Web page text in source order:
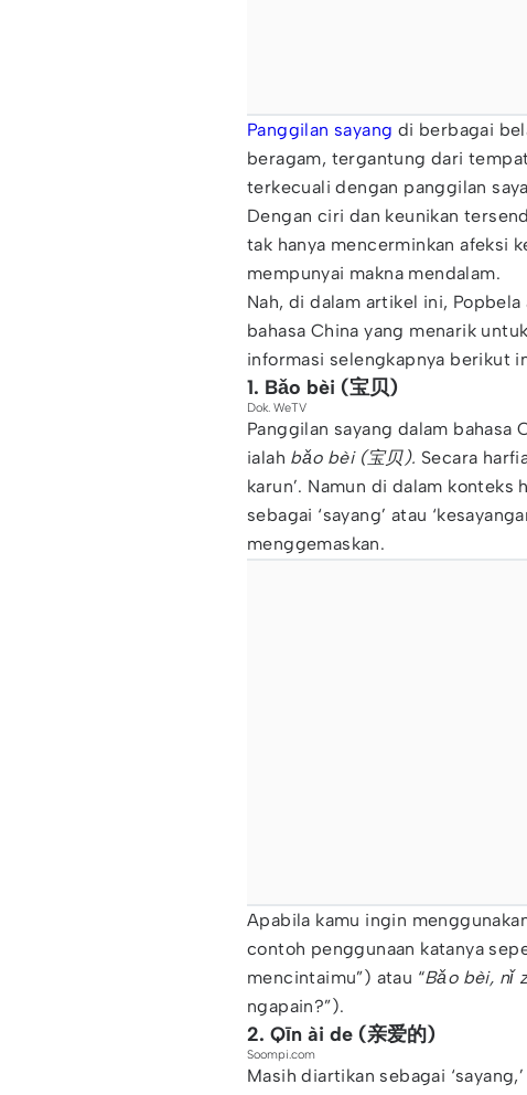
Panggilan sayang di berbagai
beragam, tergantung dari
terkecuali dengan panggilan
Dengan ciri dan keunikan
tak hanya mencerminkan afeksi
mempunyai makna mendalam.
Nah, di dalam artikel ini,
bahasa China yang menarik
informasi selengkapnya berikut
1. Bǎo bèi (宝贝)
Dok. WeTV
Panggilan sayang dalam bahasa
ialah bǎo bèi (宝贝). Secara
karun’. Namun di dalam konteks
sebagai ‘sayang’ atau
menggemaskan.
Apabila kamu ingin
contoh penggunaan katanya
mencintaimu”) atau “Bǎo bèi, nǐ
ngapain?”).
2. Qīn ài de (亲爱的)
Soompi.com
Masih diartikan sebagai